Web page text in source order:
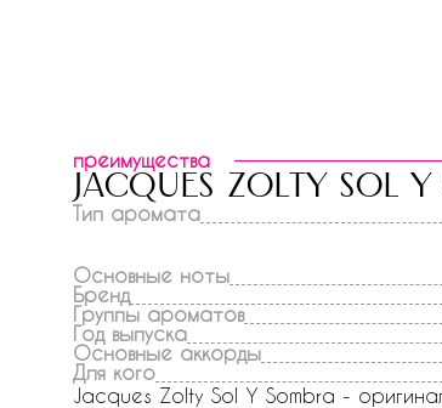
преимущества
jacques zolty sol y
Тип аромата
Основные ноты
Бренд
Группы ароматов
Год выпуска
Основные аккорды
Для кого
Jacques Zolty Sol Y Sombra -